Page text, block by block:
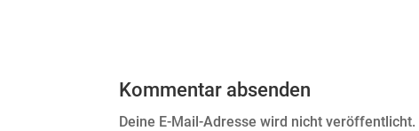
Kommentar absenden
Deine E-Mail-Adresse wird nicht veröffentlicht.